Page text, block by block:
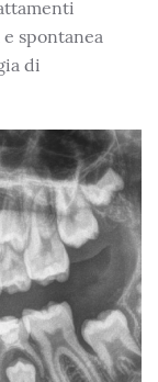
spontanea
di